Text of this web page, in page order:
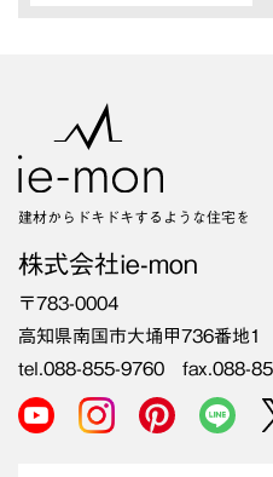
建材からドキドキするような住宅を
株式会社ie-mon
〒783-0004
高知県南国市大埇甲736番地1
tel.088-855-9760 fax.088-